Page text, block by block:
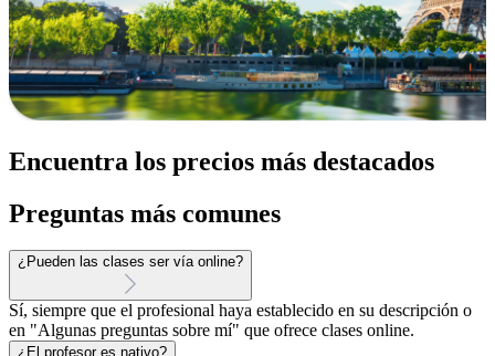
Encuentra los precios más destacados
Preguntas más comunes
¿Pueden las clases ser vía online?
Sí, siempre que el profesional haya establecido en su descripción o
en "Algunas preguntas sobre mí" que ofrece clases online.
¿El profesor es nativo?